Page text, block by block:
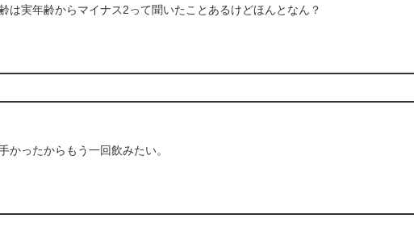
は実年齢からマイナス2って聞いたことあるけどほんとなん？
かったからもう一回飲みたい。